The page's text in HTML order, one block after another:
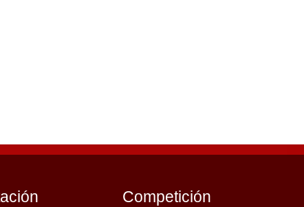
Competición